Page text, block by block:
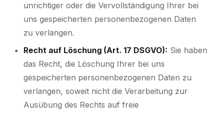
unrichtiger oder die Vervollständigung Ihrer bei
uns gespeicherten personenbezogenen Daten
zu verlangen.
Recht auf Löschung (Art. 17 DSGVO): Sie haben
das Recht, die Löschung Ihrer bei uns
gespeicherten personenbezogenen Daten zu
verlangen, soweit nicht die Verarbeitung zur
Ausübung des Rechts auf freie